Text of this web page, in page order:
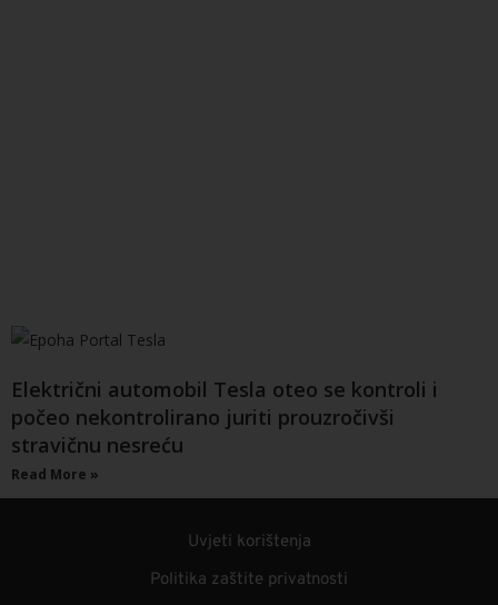
Električni automobil Tesla oteo se kontroli i
počeo nekontrolirano juriti prouzročivši
stravičnu nesreću
Read More »
Uvjeti korištenja
Politika zaštite privatnosti